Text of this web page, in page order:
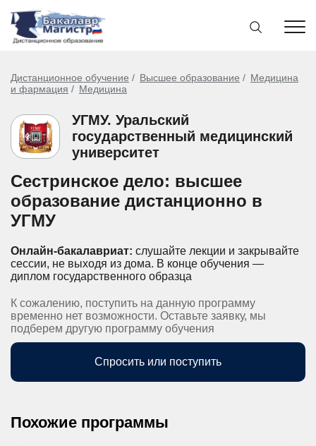
Дистанционное обучение Высшее образование
Медицина
и фармация
Медицина
УГМУ. Уральский
государственный медицинский
университет
Сестринское дело: высшее
образование дистанционно в
УГМУ
Онлайн-бакалавриат: слушайте лекции и закрывайте
сессии, не выходя из дома. В конце обучения —
диплом государственного образца
К сожалению, поступить на данную программу
временно нет возможности. Оставьте заявку, мы
подберем другую программу обучения
Спросить или поступить
Похожие программы